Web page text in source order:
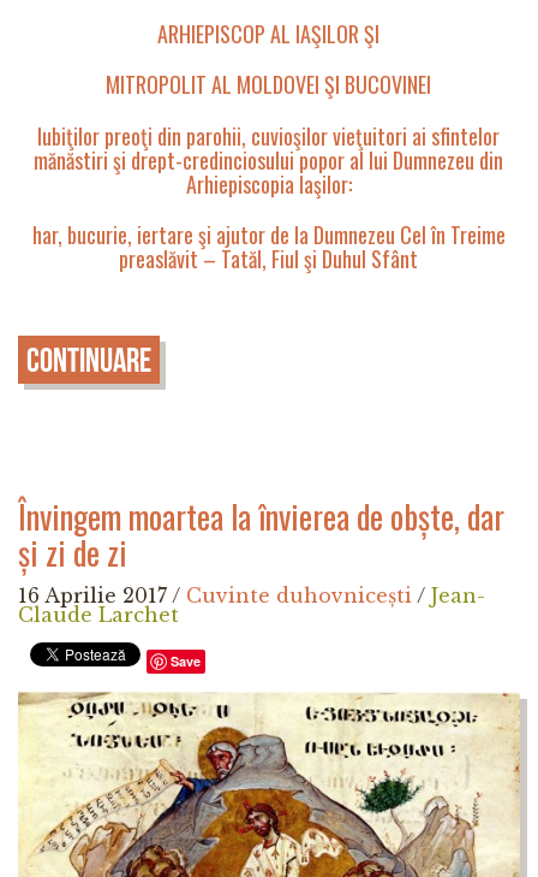
ARHIEPISCOP AL IAŞILOR ŞI
MITROPOLIT AL MOLDOVEI ŞI BUCOVINEI
Iubiţilor preoţi din parohii, cuvioşilor vieţuitori ai sfintelor
mănăstiri şi drept-credinciosului popor al lui Dumnezeu din
Arhiepiscopia Iaşilor:
har, bucurie, iertare şi ajutor de la Dumnezeu Cel în Treime
preaslăvit – Tatăl, Fiul şi Duhul Sfânt
Continuare
Învingem moartea la învierea de obște, dar
și zi de zi
16 Aprilie 2017 / Cuvinte duhovnicești / Jean-
Claude Larchet
Save